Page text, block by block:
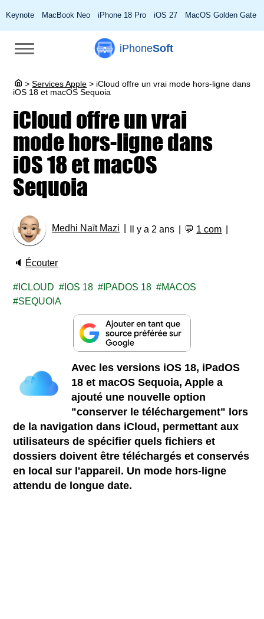
Keynote MacBook Neo iPhone 18 Pro iOS 27 MacOS Golden Gate
iPhoneSoft
> Services Apple > iCloud offre un vrai mode hors-ligne dans
iOS 18 et macOS Sequoia
iCloud offre un vrai
mode hors-ligne dans
iOS 18 et macOS
Sequoia
Medhi Naït Mazi Il y a 2 ans 💬 1 com
🔈 Écouter
ICLOUD IOS 18 IPADOS 18
MACOS
SEQUOIA
Avec les versions iOS 18, iPadOS
18 et macOS Sequoia, Apple a
ajouté une nouvelle option
"conserver le téléchargement" lors
de la navigation dans iCloud, permettant aux
utilisateurs de spécifier quels fichiers et
dossiers doivent être téléchargés et conservés
en local sur l'appareil. Un mode hors-ligne
attendu de longue date.